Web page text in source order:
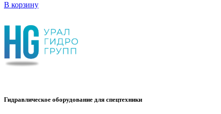
В корзину
Гидравлическое оборудование для спецтехники